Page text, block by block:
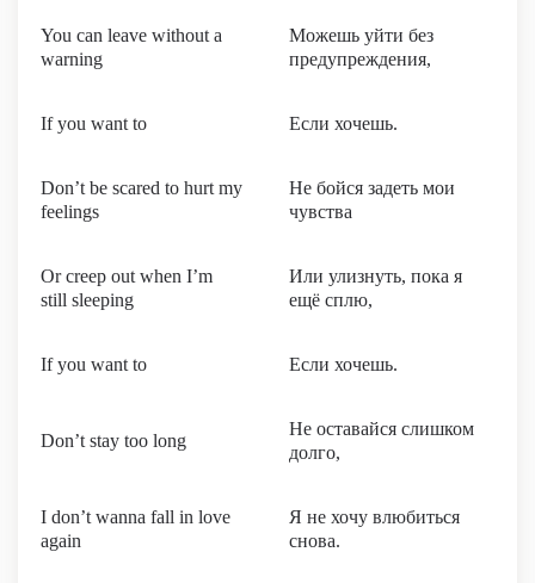
You can leave without a
warning
Можешь уйти без
предупреждения,
If you want to Если хочешь.
Don’t be scared to hurt my
feelings
Не бойся задеть мои
чувства
Or creep out when I’m
still sleeping
Или улизнуть, пока я
ещё сплю,
If you want to Если хочешь.
Don’t stay too long
Не оставайся слишком
долго,
I don’t wanna fall in love
again
Я не хочу влюбиться
снова.